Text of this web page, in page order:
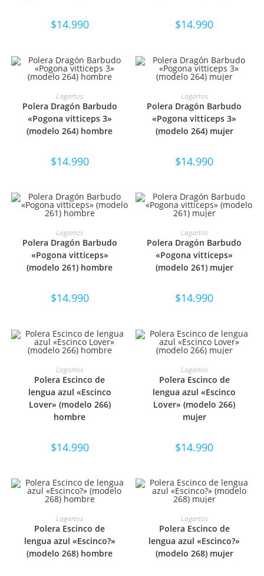
$14.990 $14.990
SELECCIONAR OPCIONES
Lagartos
Polera Dragón Barbudo
«Pogona vitticeps 3»
(modelo 264) hombre
$14.990
SELECCIONAR OPCIONES
Lagartos
Polera Dragón Barbudo
«Pogona vitticeps 3»
(modelo 264) mujer
$14.990
SELECCIONAR OPCIONES
Lagartos
Polera Dragón Barbudo
«Pogona vitticeps»
(modelo 261) hombre
$14.990
SELECCIONAR OPCIONES
Lagartos
Polera Dragón Barbudo
«Pogona vitticeps»
(modelo 261) mujer
$14.990
SELECCIONAR OPCIONES
Lagartos
Polera Escinco de
lengua azul «Escinco
Lover» (modelo 266)
hombre
$14.990
SELECCIONAR OPCIONES
Lagartos
Polera Escinco de
lengua azul «Escinco
Lover» (modelo 266)
mujer
$14.990
SELECCIONAR OPCIONES
Lagartos
Polera Escinco de
lengua azul «Escinco?»
(modelo 268) hombre
SELECCIONAR OPCIONES
Lagartos
Polera Escinco de
lengua azul «Escinco?»
(modelo 268) mujer